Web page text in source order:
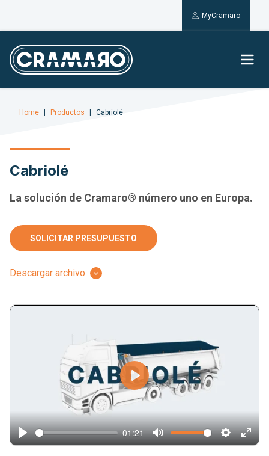
MyCramaro
Home Productos Cabriolé
Cabriolé
La solución de Cramaro® número uno en Europa.
SOLICITAR PRESUPUESTO
Descargar archivo
Play
01:21
Mute Settings
Play